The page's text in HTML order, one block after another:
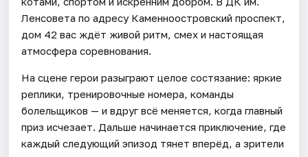
Ленсовета по адресу Каменноостровский проспект,
дом 42 вас ждёт живой ритм, смех и настоящая
атмосфера соревнования.
На сцене герои разыграют целое состязание: яркие
реплики, тренировочные номера, команды
болельщиков — и вдруг всё меняется, когда главный
приз исчезает. Дальше начинается приключение, где
каждый следующий эпизод тянет вперёд, а зрители